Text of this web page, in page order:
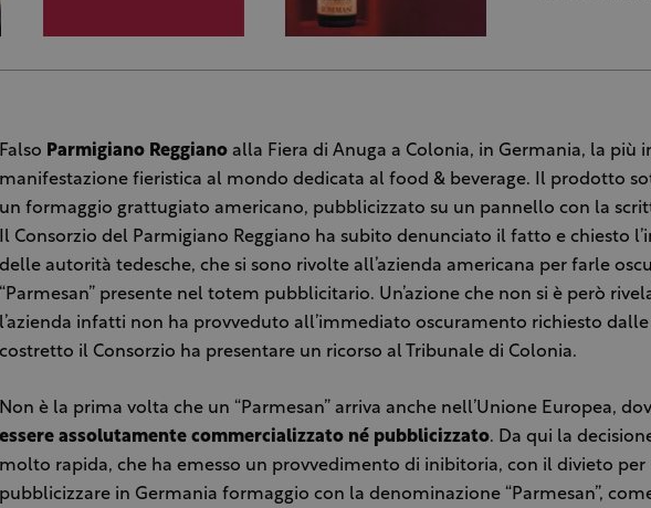
Falso Parmigiano Reggiano alla Fiera di Anuga a Colonia, in Germania, la più
manifestazione fieristica al mondo dedicata al food & beverage. Il prodotto
un formaggio grattugiato americano, pubblicizzato su un pannello con la
Il Consorzio del Parmigiano Reggiano ha subito denunciato il fatto e chiesto
delle autorità tedesche, che si sono rivolte all’azienda americana per farle
“Parmesan” presente nel totem pubblicitario. Un’azione che non si è però
l’azienda infatti non ha provveduto all’immediato oscuramento richiesto
costretto il Consorzio ha presentare un ricorso al Tribunale di Colonia.
Non è la prima volta che un “Parmesan” arriva anche nell’Unione Europea,
essere assolutamente commercializzato né pubblicizzato. Da qui la
molto rapida, che ha emesso un provvedimento di inibitoria, con il divieto per
pubblicizzare in Germania formaggio con la denominazione “Parmesan”,